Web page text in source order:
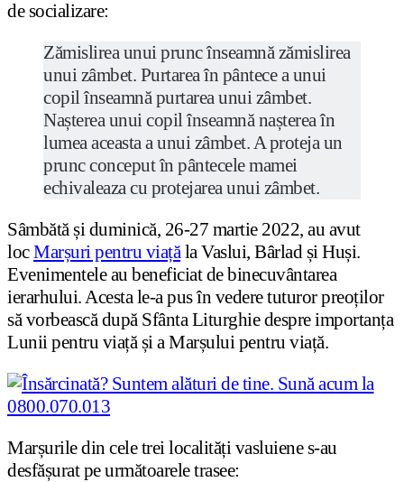
de socializare:
Zămislirea unui prunc înseamnă zămislirea
unui zâmbet. Purtarea în pântece a unui
copil înseamnă purtarea unui zâmbet.
Nașterea unui copil înseamnă nașterea în
lumea aceasta a unui zâmbet. A proteja un
prunc conceput în pântecele mamei
echivaleaza cu protejarea unui zâmbet.
Sâmbătă și duminică, 26-27 martie 2022, au avut
locMarșuri pentru viață la Vaslui, Bârlad și Huși.
Evenimentele au beneficiat de binecuvântarea
ierarhului. Acesta le-a pus în vedere tuturor preoților
să vorbească după Sfânta Liturghie despre importanța
Lunii pentru viață și a Marșului pentru viață.
Marșurile din cele trei localități vasluiene s-au
desfășurat pe următoarele trasee: